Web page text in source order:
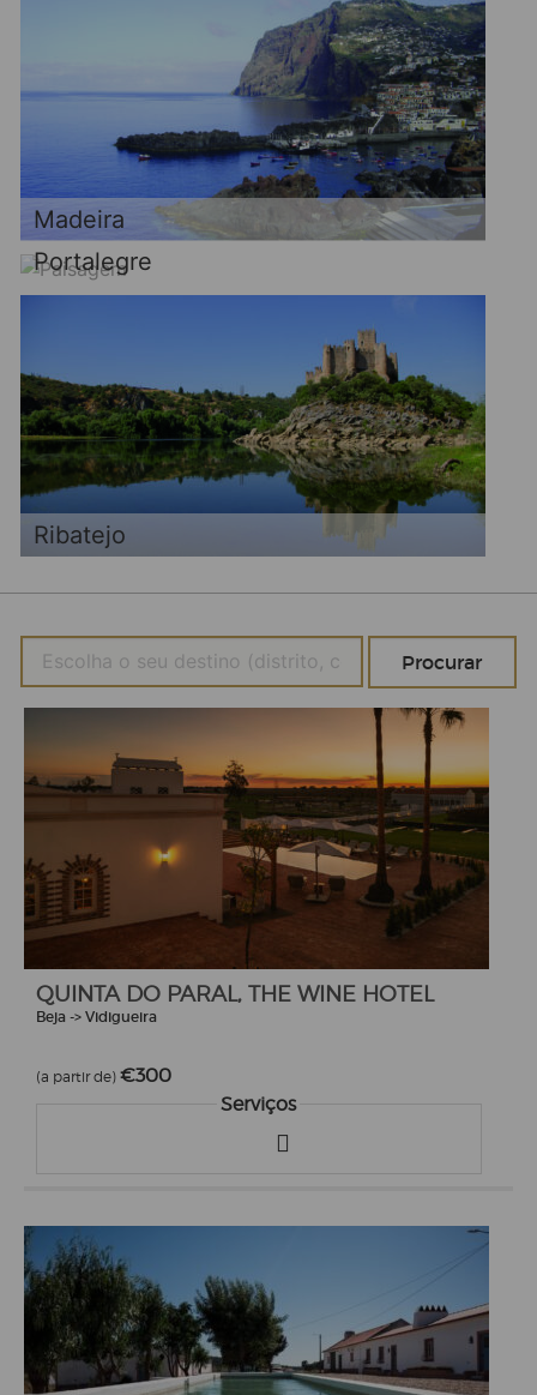
Madeira
Portalegre
Ribatejo
QUINTA DO PARAL, THE WINE HOTEL
Beja -> Vidigueira
(a partir de) €300
Serviços